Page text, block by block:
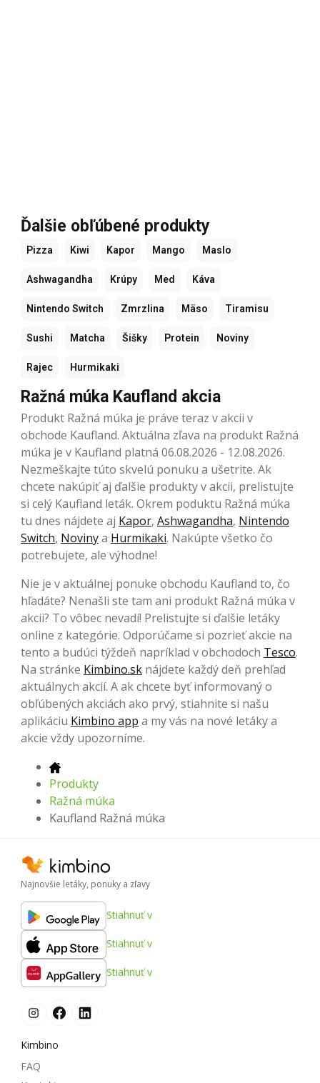
Ďalšie obľúbené produkty
Pizza Kiwi Kapor Mango Maslo
Ashwagandha Krúpy Med Káva
Nintendo Switch Zmrzlina Mäso Tiramisu
Sushi Matcha Šišky Protein Noviny
Rajec Hurmikaki
Ražná múka Kaufland akcia
Produkt Ražná múka je práve teraz v akcii v
obchode Kaufland. Aktuálna zľava na produkt Ražná
múka je v Kaufland platná 06.08.2026 - 12.08.2026.
Nezmeškajte túto skvelú ponuku a ušetrite. Ak
chcete nakúpiť aj ďalšie produkty v akcii, prelistujte
si celý Kaufland leták. Okrem poduktu Ražná múka
tu dnes nájdete aj Kapor, Ashwagandha, Nintendo
Switch, Novinya Hurmikaki. Nakúpte všetko čo
potrebujete, ale výhodne!
Nie je v aktuálnej ponuke obchodu Kaufland to, čo
hľadáte? Nenašli ste tam ani produkt Ražná múka v
akcii? To vôbec nevadí! Prelistujte si ďalšie letáky
online z kategórie. Odporúčame si pozrieť akcie na
tento a budúci týždeň napríklad v obchodoch Tesco.
Na stránke Kimbino.sk nájdete každý deň prehľad
aktuálnych akcií. A ak chcete byť informovaný o
obľúbených akciách ako prvý, stiahnite si našu
aplikáciu Kimbino app a my vás na nové letáky a
akcie vždy upozorníme.
Produkty
Ražná múka
Kaufland Ražná múka
Najnovšie letáky, ponuky a zľavy
Stiahnuť v
Stiahnuť v
Stiahnuť v
Kimbino
FAQ